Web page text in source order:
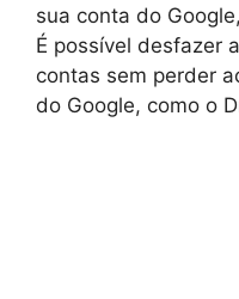
sua conta do
É possível desfazer
contas sem perder
do Google, como o